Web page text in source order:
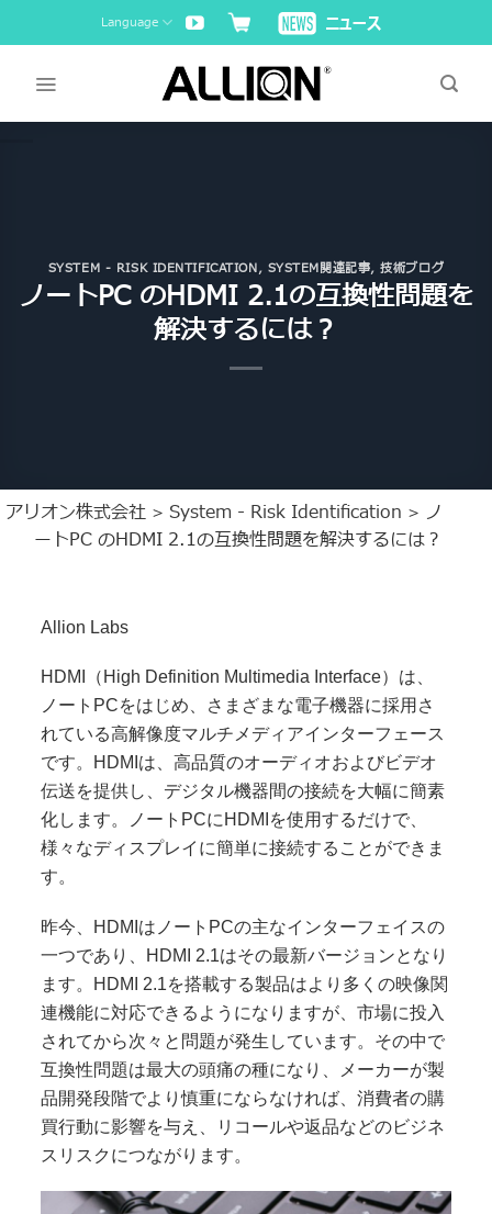
to
Language
SYSTEM - RISK IDENTIFICATION, SYSTEM関連記事,技術ブログ
ノートPC のHDMI 2.1の互換性問題を
解決するには？
アリオン株式会社 > System - Risk Identification > ノ
ートPC のHDMI 2.1の互換性問題を解決するには？
Allion Labs
HDMI（High Definition Multimedia Interface）は、
ノートPCをはじめ、さまざまな電子機器に採用さ
れている高解像度マルチメディアインターフェース
です。HDMIは、高品質のオーディオおよびビデオ
伝送を提供し、デジタル機器間の接続を大幅に簡素
化します。ノートPCにHDMIを使用するだけで、
様々なディスプレイに簡単に接続することができま
す。
昨今、HDMIはノートPCの主なインターフェイスの
一つであり、HDMI 2.1はその最新バージョンとなり
ます。HDMI 2.1を搭載する製品はより多くの映像関
連機能に対応できるようになりますが、市場に投入
されてから次々と問題が発生しています。その中で
互換性問題は最大の頭痛の種になり、メーカーが製
品開発段階でより慎重にならなければ、消費者の購
買行動に影響を与え、リコールや返品などのビジネ
スリスクにつながります。